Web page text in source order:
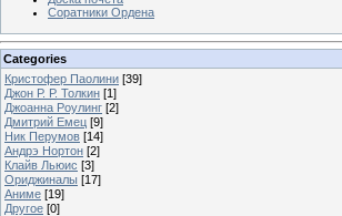
Соратники Ордена
Categories
Кристофер Паолини [39]
Джон Р. Р. Толкин [1]
Джоанна Роулинг [2]
Дмитрий Емец [9]
Ник Перумов [14]
Андрэ Нортон [2]
Клайв Льюис [3]
Ориджиналы [17]
Аниме [19]
Другое [0]